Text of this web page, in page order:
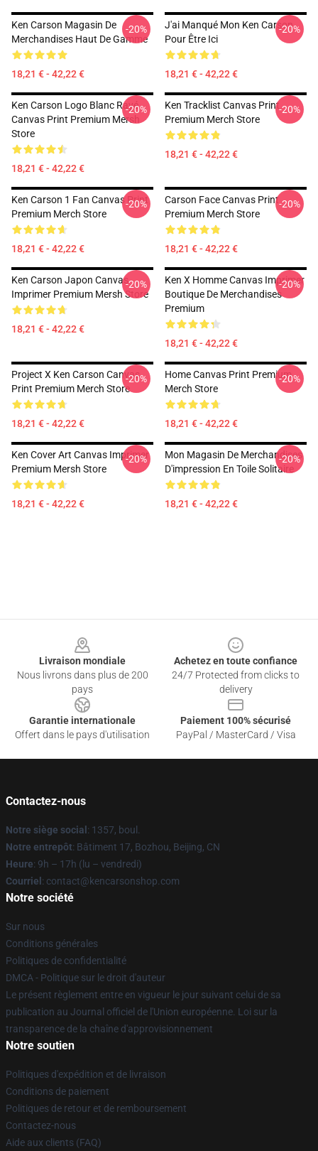
Ken Carson Magasin De
Merchandises Haut De Gamme
18,21 € - 42,22 €
-20%
J'ai Manqué Mon Ken Carson
Pour Être Ici
18,21 € - 42,22 €
-20%
Ken Carson Logo Blanc Rayé
Canvas Print Premium Mersh
Store
18,21 € - 42,22 €
-20%
Ken Tracklist Canvas Print
Premium Merch Store
18,21 € - 42,22 €
-20%
Ken Carson 1 Fan Canvas Print
Premium Merch Store
18,21 € - 42,22 €
-20%
Carson Face Canvas Print
Premium Merch Store
18,21 € - 42,22 €
-20%
Ken Carson Japon Canvas
Imprimer Premium Mersh Store
18,21 € - 42,22 €
-20%
Ken X Homme Canvas Imprimer
Boutique De Merchandises
Premium
18,21 € - 42,22 €
-20%
Project X Ken Carson Canvas
Print Premium Merch Store
18,21 € - 42,22 €
-20%
Home Canvas Print Premium
Merch Store
18,21 € - 42,22 €
-20%
Ken Cover Art Canvas Imprimer
Premium Mersh Store
18,21 € - 42,22 €
-20%
Mon Magasin De Merchandises
D'impression En Toile Solitaire
18,21 € - 42,22 €
-20%
Livraison mondiale
Nous livrons dans plus de 200
pays
Achetez en toute confiance
24/7 Protected from clicks to
delivery
Garantie internationale
Offert dans le pays d'utilisation
Paiement 100% sécurisé
PayPal / MasterCard / Visa
Contactez-nous
Notre siège social : 1357, boul.
Notre entrepôt: Bâtiment 17, Bozhou, Beijing, CN
Heure: 9h – 17h (lu – vendredi)
Courriel : contact@kencarsonshop.com
Notre société
Sur nous
Conditions générales
Politiques de confidentialité
DMCA - Politique sur le droit d'auteur
Le présent règlement entre en vigueur le jour suivant celui de sa
publication au Journal officiel de l'Union européenne. Loi sur la
transparence de la chaîne d'approvisionnement
Notre soutien
Politiques d'expédition et de livraison
Conditions de paiement
Politiques de retour et de remboursement
Contactez-nous
Aide aux clients (FAQ)